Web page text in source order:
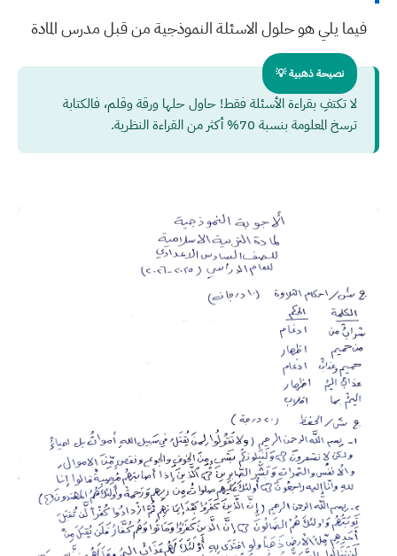
فيما يلي هو حلول الاسئلة النموذجية من قبل مدرس المادة
نصيحة ذهبية 💡
لا تكتفِ بقراءة الأسئلة فقط! حاول حلها ورقة وقلم، فالكتابة
ترسخ المعلومة بنسبة 70% أكثر من القراءة النظرية.